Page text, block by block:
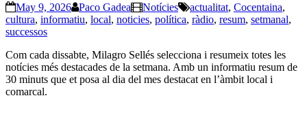
May 9, 2026 Paco Gadea Notícies actualitat, Cocentaina,
cultura, informatiu, local, noticies, política, ràdio, resum, setmanal,
successos
Com cada dissabte, Milagro Sellés selecciona i resumeix totes les
notícies més destacades de la setmana. Amb un informatiu resum de
30 minuts que et posa al dia del mes destacat en l’àmbit local i
comarcal.